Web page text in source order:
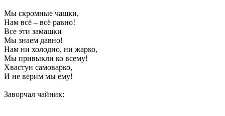
Мы скромные чашки,
Нам всё – всё равно!
Все эти замашки
Мы знаем давно!
Нам ни холодно, ни жарко,
Мы привыкли ко всему!
Хвастун самоварко,
И не верим мы ему!
Заворчал чайник: